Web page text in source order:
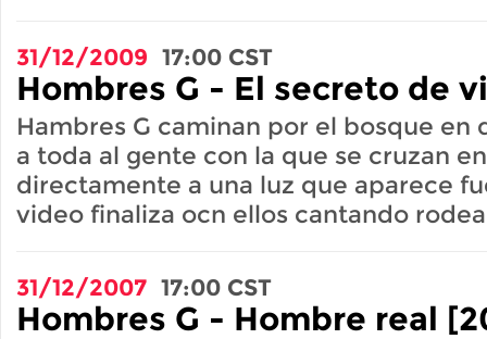
31/12/2009 17:00 CST
Hombres G - El secreto de
Hambres G caminan por el bosque
a toda al gente con la que se cruzan
directamente a una luz que aparece
video finaliza ocn ellos cantando
31/12/2007 17:00 CST
Hombres G - Hombre real